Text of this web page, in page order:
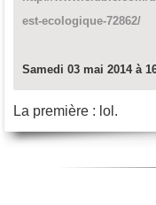
est-ecologique-72862/
Samedi 03 mai 2014 à
La première : lol.